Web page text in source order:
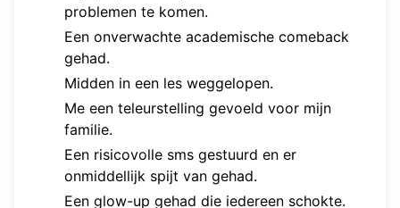
problemen te komen.
Een onverwachte academische comeback
gehad.
Midden in een les weggelopen.
Me een teleurstelling gevoeld voor mijn
familie.
Een risicovolle sms gestuurd en er
onmiddellijk spijt van gehad.
Een glow-up gehad die iedereen schokte.